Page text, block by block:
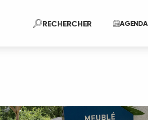
AGENDA
RECHERCHERRecherche